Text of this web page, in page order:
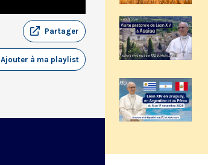
Partager
Ajouter à ma playlist